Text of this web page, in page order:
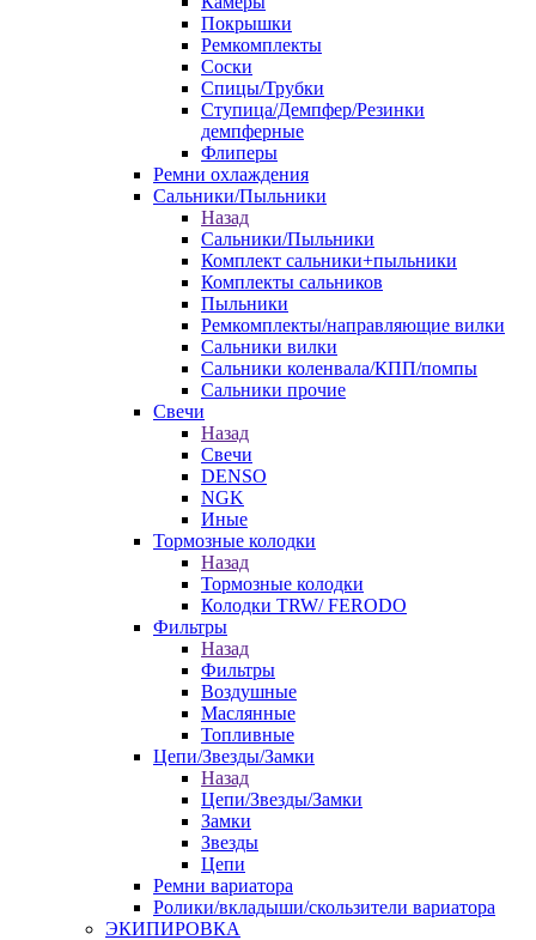
Покрышки
Ремкомплекты
Соски
Спицы/Трубки
Ступица/Демпфер/Резинки
демпферные
Флиперы
Ремни охлаждения
Сальники/Пыльники
Назад
Сальники/Пыльники
Комплект сальники+пыльники
Комплекты сальников
Пыльники
Ремкомплекты/направляющие вилки
Сальники вилки
Сальники коленвала/КПП/помпы
Сальники прочие
Свечи
Назад
Свечи
DENSO
NGK
Иные
Тормозные колодки
Назад
Тормозные колодки
Колодки TRW/ FERODO
Фильтры
Назад
Фильтры
Воздушные
Маслянные
Топливные
Цепи/Звезды/Замки
Назад
Цепи/Звезды/Замки
Замки
Звезды
Цепи
Ремни вариатора
Ролики/вкладыши/скользители вариатора
ЭКИПИРОВКА